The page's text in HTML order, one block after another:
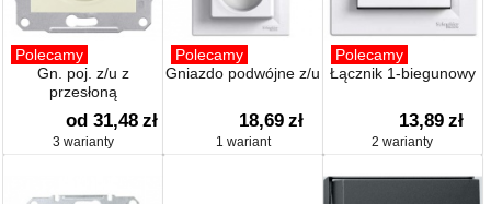
Polecamy
Gn. poj. z/u z
przesłoną
od 31,48 zł
3 warianty
Polecamy
Gniazdo podwójne z/u
18,69 zł
1 wariant
Polecamy
Łącznik 1-biegunowy
13,89 zł
2 warianty